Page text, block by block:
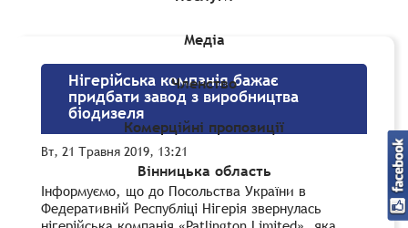
Медіа
Членство
Комерційні пропозиції
Вінницька область
Нігерійська компанія бажає
придбати завод з виробництва
біодизеля
Вт, 21 Травня 2019, 13:21
Інформуємо, що до Посольства України в
Федеративній Республіці Нігерія звернулась